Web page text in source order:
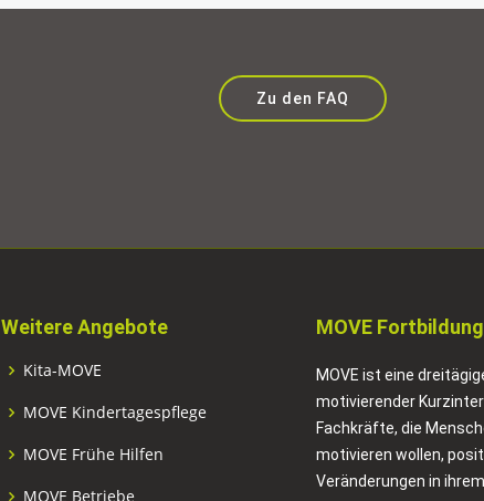
Zu den FAQ
Weitere Angebote
Kita-MOVE
MOVE Kindertagespflege
MOVE Frühe Hilfen
MOVE Betriebe
MOVE
MOVE ist eine
motivierender
Fachkräfte, die
motivieren wollen,
Veränderungen in